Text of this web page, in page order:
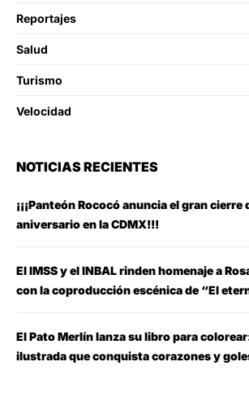
Reportajes
Salud
Turismo
Velocidad
NOTICIAS RECIENTES
¡¡¡Panteón Rococó anuncia el gran cierre
aniversario en la CDMX!!!
El IMSS y el INBAL rinden homenaje a
con la coproducción escénica de “El
El Pato Merlín lanza su libro para
ilustrada que conquista corazones y